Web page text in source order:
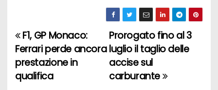
N
a
v
Prorogato fino al 3
luglio il taglio delle
accise sul
carburante
F1, GP Monaco:
Ferrari perde ancora
prestazione in
qualifica